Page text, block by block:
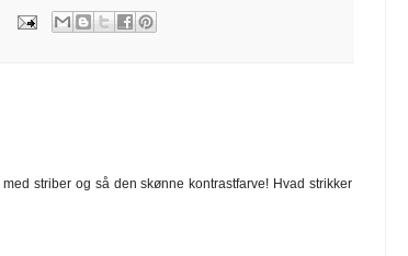
striber og så den skønne kontrastfarve! Hvad strikker